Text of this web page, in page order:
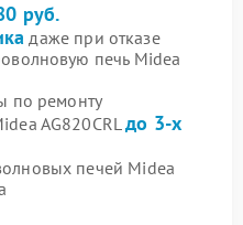
руб.
даже при отказе
печь Midea
по ремонту
AG820CRLдо 3-х
печей Midea